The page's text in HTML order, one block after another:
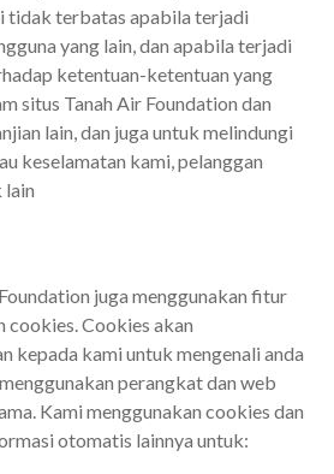
tidak terbatas apabila terjadi
yang lain, dan apabila terjadi
ketentuan-ketentuan yang
situs Tanah Air Foundation dan
lain, dan juga untuk melindungi
keselamatan kami, pelanggan
lain
juga menggunakan fitur
cookies. Cookies akan
kepada kami untuk mengenali anda
perangkat dan web
Kami menggunakan cookies dan
otomatis lainnya untuk: